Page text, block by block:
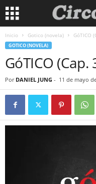
Inicio Gotico (novela) GóTICO
GOTICO (NOVELA)
GóTICO (Cap.
Por DANIEL JUNG - 11 de mayo